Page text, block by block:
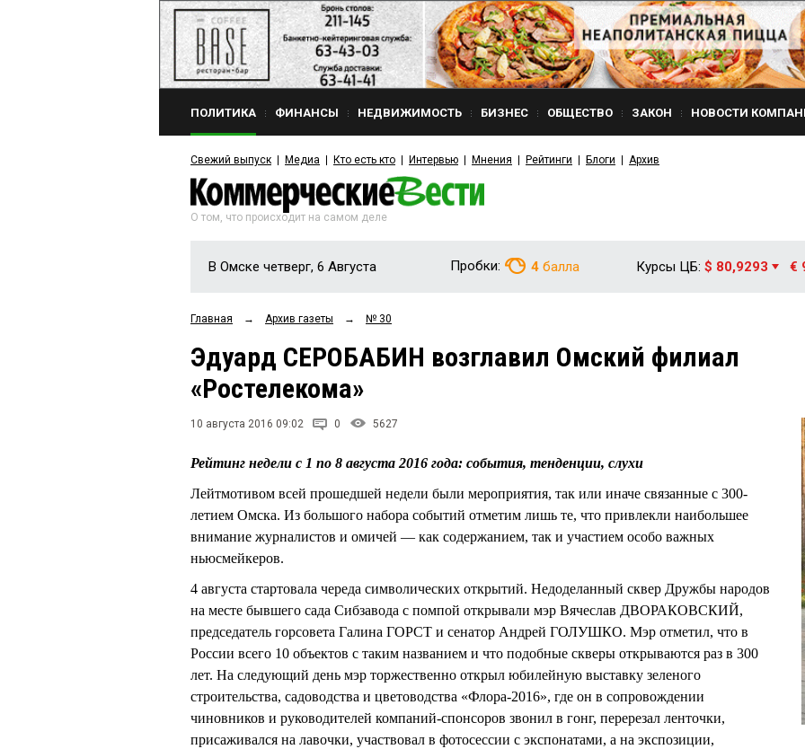
ПОЛИТИКА ФИНАНСЫ НЕДВИЖИМОСТЬ БИЗНЕС ОБЩЕСТВО ЗАКОН НОВОСТИ
Свежий выпуск Медиа Кто есть кто Интервью Мнения Рейтинги Блоги Архив
О том, что происходит на самом деле
В Омске четверг, 6 Августа Пробки: 4 балла Курсы ЦБ: $ 80,9293 €
Главная → Архив газеты → № 30
Эдуард СЕРОБАБИН возглавил Омский филиал
«Ростелекома»
10 августа 2016 09:02 0 5627
Рейтинг недели с 1 по 8 августа 2016 года: события, тенденции, слухи
Лейтмотивом всей прошедшей недели были мероприятия, так или иначе связанные с 300-
летием Омска. Из большого набора событий отметим лишь те, что привлекли наибольшее
внимание журналистов и омичей — как содержанием, так и участием особо важных
ньюсмейкеров.
4 августа стартовала череда символических открытий. Недоделанный сквер Дружбы народов
на месте бывшего сада Сибзавода с помпой открывали мэр Вячеслав ДВОРАКОВСКИЙ,
председатель горсовета Галина ГОРСТ и сенатор Андрей ГОЛУШКО. Мэр отметил, что в
России всего 10 объектов с таким названием и что подобные скверы открываются раз в 300
лет. На следующий день мэр торжественно открыл юбилейную выставку зеленого
строительства, садоводства и цветоводства «Флора-2016», где он в сопровождении
чиновников и руководителей компаний-спонсоров звонил в гонг, перерезал ленточки,
присаживался на лавочки, участвовал в фотосессии с экспонатами, а на экспозиции,